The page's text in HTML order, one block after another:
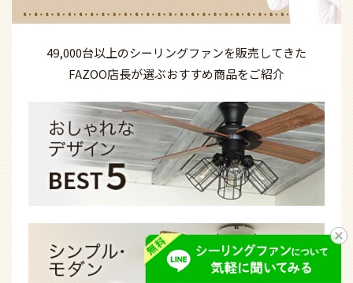
49,000台以上のシーリングファンを販売してきた
FAZOO店長が選ぶおすすめ商品をご紹介